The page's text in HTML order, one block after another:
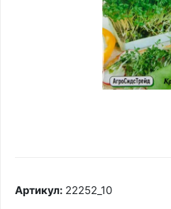
Артикул: 22252_10